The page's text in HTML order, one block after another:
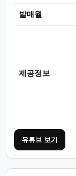
발매월
제공정보
유튜브 보기